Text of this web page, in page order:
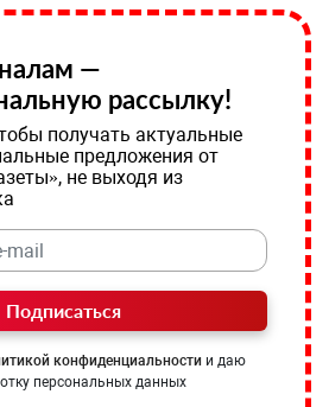
—
рассылку!
получать актуальные
предложения от
не выходя из
Подписаться
конфиденциальности и даю
персональных данных